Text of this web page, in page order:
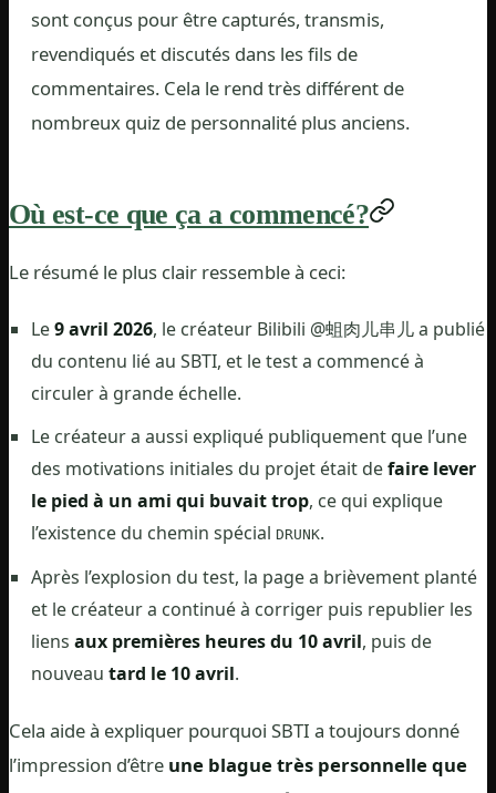
sont conçus pour être capturés, transmis,
revendiqués et discutés dans les fils de
commentaires. Cela le rend très différent de
nombreux quiz de personnalité plus anciens.
Où est-ce que ça a commencé?
Le résumé le plus clair ressemble à ceci:
Le9 avril 2026, le créateur Bilibili @蛆肉儿串儿 a publié
du contenu lié au SBTI, et le test a commencé à
circuler à grande échelle.
Le créateur a aussi expliqué publiquement que l’une
des motivations initiales du projet était defaire lever
le pied à un ami qui buvait trop, ce qui explique
l’existence du chemin spécial DRUNK.
Après l’explosion du test, la page a brièvement planté
et le créateur a continué à corriger puis republier les
liens aux premières heures du 10 avril, puis de
nouveau tard le 10 avril.
Cela aide à expliquer pourquoi SBTI a toujours donné
l’impression d’être une blague très personnelle que